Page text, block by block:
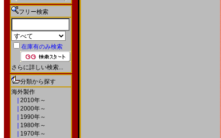
フリー検索
在庫有のみ検索
さらに詳しい検索...
分類から探す
海外製作
2010年～
2000年～
1990年～
1980年～
1970年～